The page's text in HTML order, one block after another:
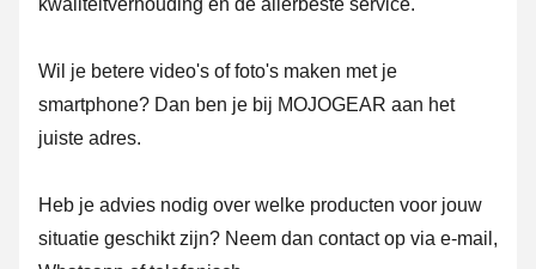
kwaliteitverhouding en de allerbeste service.
Wil je betere video's of foto's maken met je
smartphone? Dan ben je bij MOJOGEAR aan het
juiste adres.
Heb je advies nodig over welke producten voor jouw
situatie geschikt zijn? Neem dan contact op via e-mail,